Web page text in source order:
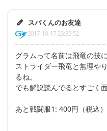
スパくんのお友達
2017-10-17 23:35:52
グラムって名前は飛竜の技
ストライダー飛竜と無理や
るね。
でも解説読んでるとすごく
あと戦闘服1: 400円（税込）